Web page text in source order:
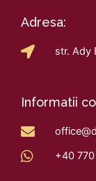
Adresa:
str. Ady
Informatii
+40